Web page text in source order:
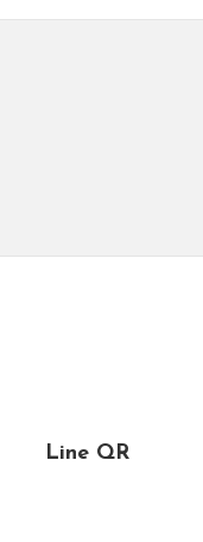
Line QR